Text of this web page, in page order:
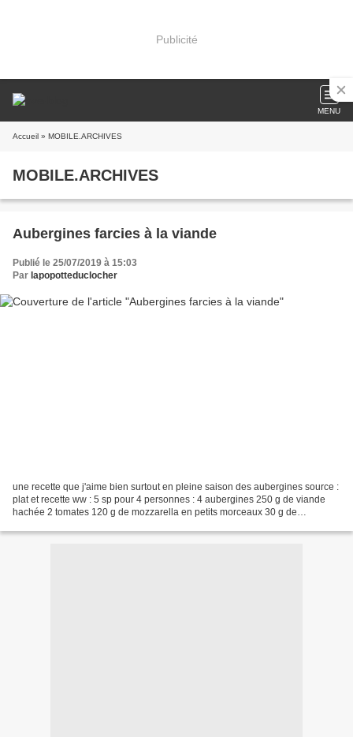
Publicité
MENU
Accueil » MOBILE.ARCHIVES
MOBILE.ARCHIVES
Aubergines farcies à la viande
Publié le 25/07/2019 à 15:03
Par lapopotteduclocher
une recette que j'aime bien surtout en pleine saison des aubergines source :
plat et recette ww : 5 sp pour 4 personnes : 4 aubergines 250 g de viande
hachée 2 tomates 120 g de mozzarella en petits morceaux 30 g de